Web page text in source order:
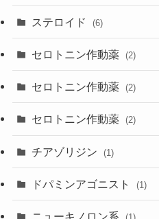
ステロイド (6)
セロトニン作動薬 (2)
セロトニン作動薬 (2)
セロトニン作動薬 (2)
チアゾリジン (1)
ドパミンアゴニスト (1)
ニューキノロン系